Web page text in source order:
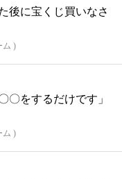
後に宝くじ買いなさ
ム )
〇をするだけです」
ム )